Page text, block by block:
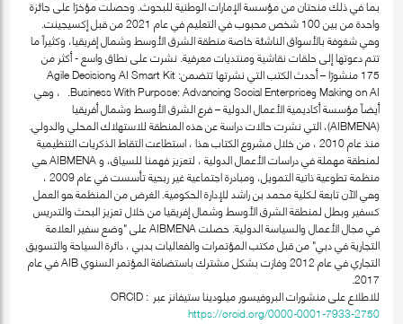
بما في ذلك منحتان من مؤسسة الإمارات الوطنية للبحوث. وحصلت مؤخرًا على جائزة
واحدة من بين 100 شخص محبوب في التعليم في عام 2021 من قبل إكسيجينت.
وهي شغوفة بالأسواق الناشئة خاصة منطقة الشرق الأوسط وشمال إفريقيا، وكثيراً ما
تتم دعوتها إلى حلقات نقاشية ومنتديات معرفية. نشرت على نطاق واسع - أكثر من
175 منشورًا – أحدث الكتب التي نشرتها تتضمن: AI Smart Kit وAgile Decision
Making on AI وBusiness With Purpose: Advancing Social Enterprise. ، وهي
أيضاً مؤسسة أكاديمية الأعمال الدولية – فرع الشرق الأوسط وشمال أفريقيا
(AIBMENA)، التي نشرت حالات دراسة عن هذه المنطقة للاستهلاك المحلي والدولي.
منذ عام 2010 ، من خلال مشروع الكتاب هذا ، استطاعت التقاط الذكريات التنظيمية
لمنطقة مهملة في دراسات الأعمال الدولية ، لتعزيز فهمنا للسياق، و AIBMENA هي
منظمة تطوعية ذاتية التمويل، ومبادرة اجتماعية غير ربحية تأسست في عام 2009 ،
وهي الآن تابعة لـكلية محمد بن راشد للإدارة الحكومية. الغرض من المنظمة هو العمل
كسفير وبطل لمنطقة الشرق الأوسط وشمال إفريقيا من خلال تعزيز البحث والتدريس
في مجال الأعمال والسياسة الدولية. حصلت AIBMENA على "وضع سفير العلامة
التجارية في دبي" من قبل مكتب المؤتمرات والفعاليات بدبي ، دائرة السياحة والتسويق
التجاري في عام 2012 وفازت بشكل مشترك باستضافة المؤتمر السنوي AIB في عام
2017.
للاطلاع على منشورات البروفيسور ميلودينا ستيفانز عبر ORCID :
https://orcid.org/0000-0001-7933-2750